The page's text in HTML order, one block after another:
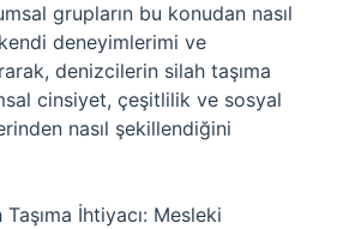
grupların bu konudan nasıl
deneyimlerimi ve
denizcilerin silah taşıma
cinsiyet, çeşitlilik ve sosyal
nasıl şekillendiğini
İhtiyacı: Mesleki